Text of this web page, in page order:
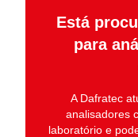
Está
para
A Dafratec
analisadores
laboratórioe